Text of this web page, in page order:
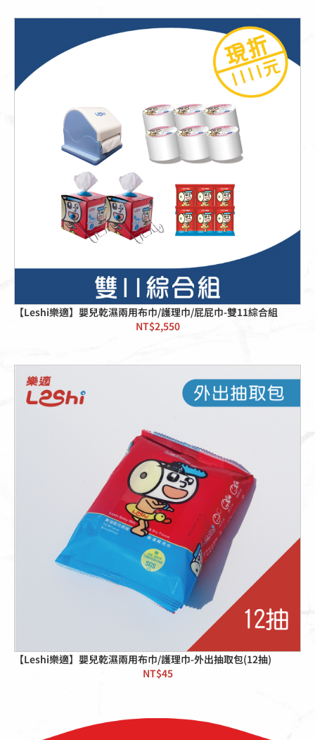
【Leshi樂適】嬰兒乾濕兩用布巾/護理巾/屁屁巾-雙11綜合組
NT$2,550
【Leshi樂適】嬰兒乾濕兩用布巾/護理巾-外出抽取包(12抽)
NT$45